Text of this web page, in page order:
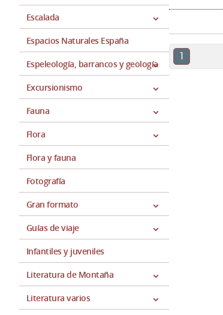
Escalada
Espacios Naturales España
Espeleología, barrancos y geología
Excursionismo
Fauna
Flora
Flora y fauna
Fotografía
Gran formato
Guías de viaje
Infantiles y juveniles
Literatura de Montaña
Literatura varios
1